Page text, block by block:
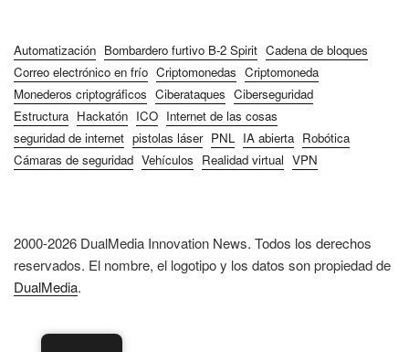
Automatización Bombardero furtivo B-2 Spirit Cadena de bloques
Correo electrónico en frío Criptomonedas Criptomoneda
Monederos criptográficos Ciberataques Ciberseguridad
Estructura Hackatón ICO Internet de las cosas
seguridad de internet pistolas láser PNL IA abierta Robótica
Cámaras de seguridad Vehículos Realidad virtual VPN
2000-2026 DualMedia Innovation News. Todos los derechos
reservados. El nombre, el logotipo y los datos son propiedad de
DualMedia.